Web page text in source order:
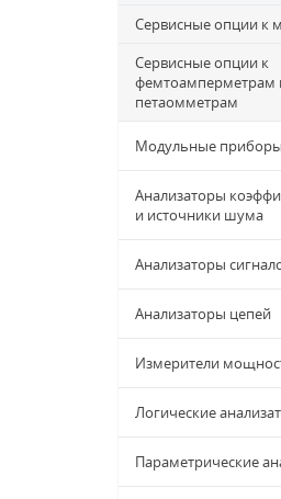
Сервисные опции к
Сервисные опции к
фемтоамперметрам
петаомметрам
Модульные
Анализаторы
и источники шума
Анализаторы
Анализаторы цепей
Измерители
Логические
Параметрические